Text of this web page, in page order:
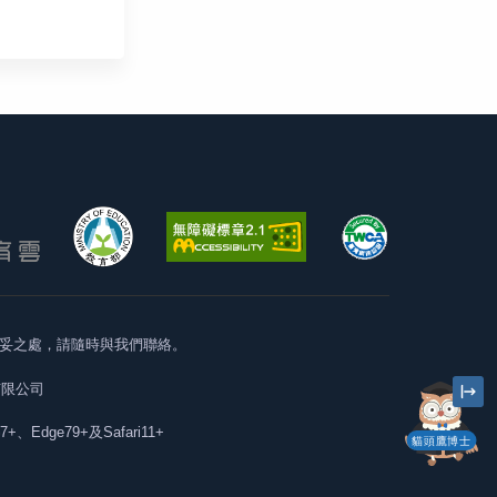
貓頭鷹博士
之處，請隨時與我們聯絡。
公司
、Edge79+及Safari11+